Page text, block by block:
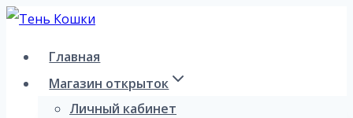
Перейти
содержимому
Главная
Магазин открыток
Личный кабинет